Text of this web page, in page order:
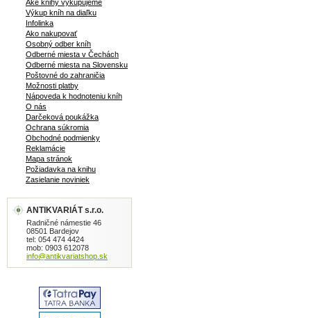
Aké knihy vykupujeme
Výkup kníh na diaľku
Infolinka
Ako nakupovať
Osobný odber kníh
Odberné miesta v Čechách
Odberné miesta na Slovensku
Poštovné do zahraničia
Možnosti platby
Nápoveda k hodnoteniu kníh
O nás
Darčeková poukážka
Ochrana súkromia
Obchodné podmienky
Reklamácie
Mapa stránok
Požiadavka na knihu
Zasielanie noviniek
ANTIKVARIÁT s.r.o.
Radničné námestie 46
08501 Bardejov
tel: 054 474 4424
mob: 0903 612078
info@antikvariatshop.sk